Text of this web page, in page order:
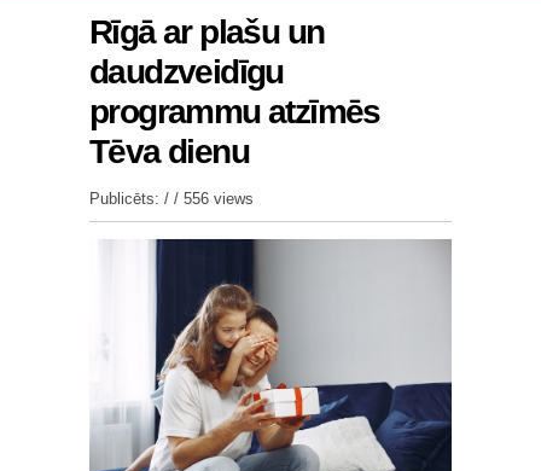
Rīgā ar plašu un
daudzveidīgu
programmu atzīmēs
Tēva dienu
Publicēts: / / 556 views